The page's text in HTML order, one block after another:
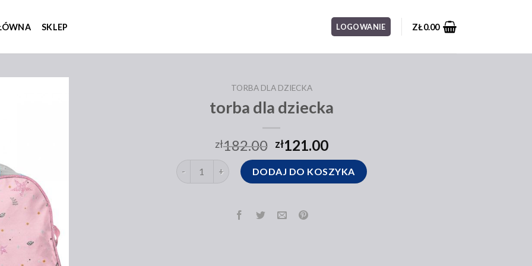
SKLEP LOGOWANIE ZŁ0.00
TORBA DLA DZIECKA
torba dla dziecka
zł182.00 zł121.00
ilość torba dla dzieckaDODAJ DO KOSZYKA